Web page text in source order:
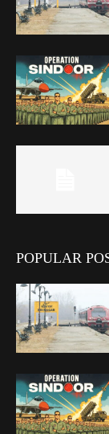
POPULAR